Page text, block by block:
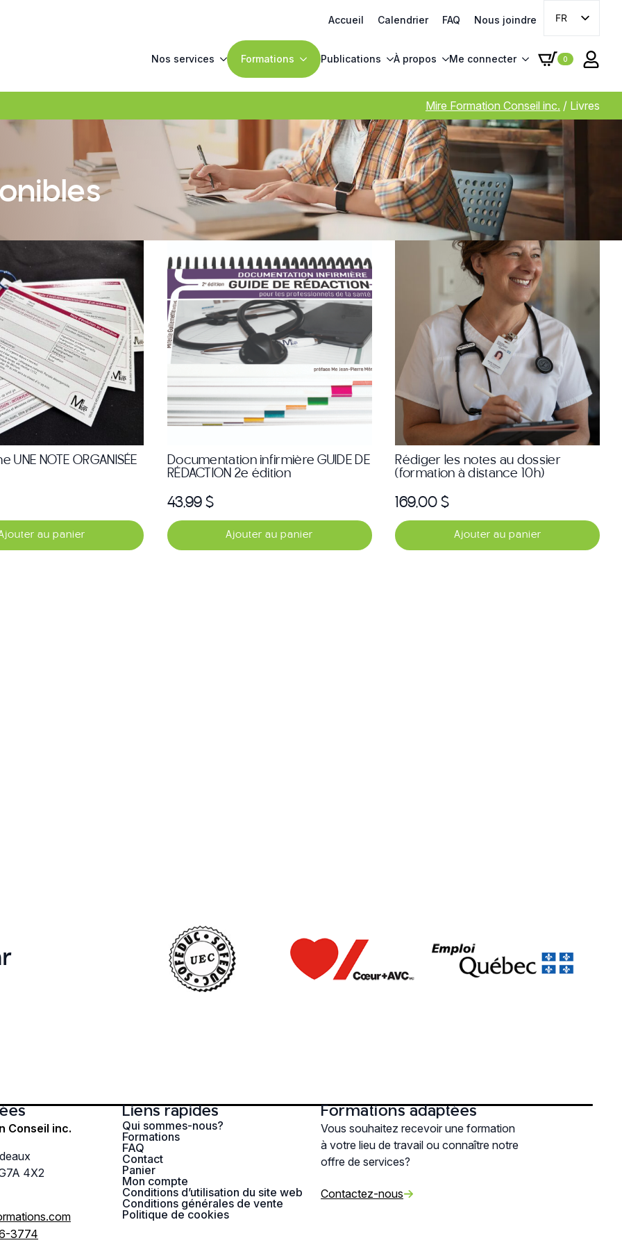
Accueil Calendrier FAQ Nous joindre
FR
EN
Nos services Formations Publications À propos Me connecter 0
Mire Formation Conseil inc. / Livres
UNE NOTE ORGANISÉE
au panier
Documentation infirmière GUIDE DE
RÉDACTION 2e édition
43,99 $
Ajouter au panier
Rédiger les notes au dossier
(formation à distance 10h)
169,00$
Ajouter au panier
Conseil inc.
4X2
3774
Liens rapides
Qui sommes-nous?
Formations
FAQ
Contact
Panier
Mon compte
Conditions d’utilisation du site web
Conditions générales de vente
Politique de cookies
Formations adaptées
Vous souhaitez recevoir une formation
à votre lieu de travail ou connaître notre
offre de services?
Contactez-nous